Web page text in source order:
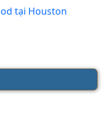
tại Houston